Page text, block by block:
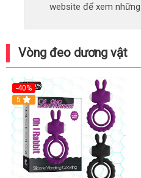
website để xem
Vòng đeo dương vật
-40%
5